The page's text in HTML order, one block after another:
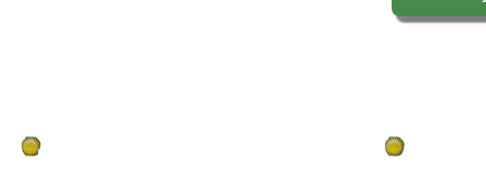
Дистанционное бронирование туров